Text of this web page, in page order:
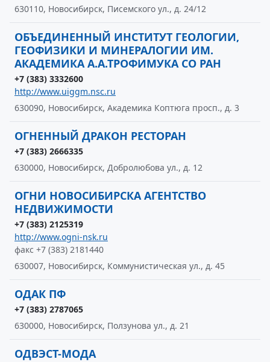
630110, Новосибирск, Писемского ул., д. 24/12
ОБЪЕДИНЕННЫЙ ИНСТИТУТ ГЕОЛОГИИ,
ГЕОФИЗИКИ И МИНЕРАЛОГИИ ИМ.
АКАДЕМИКА А.А.ТРОФИМУКА СО РАН
+7 (383) 3332600
http://www.uiggm.nsc.ru
630090, Новосибирск, Академика Коптюга просп., д. 3
ОГНЕННЫЙ ДРАКОН РЕСТОРАН
+7 (383) 2666335
630000, Новосибирск, Добролюбова ул., д. 12
ОГНИ НОВОСИБИРСКА АГЕНТСТВО
НЕДВИЖИМОСТИ
+7 (383) 2125319
http://www.ogni-nsk.ru
факс +7 (383) 2181440
630007, Новосибирск, Коммунистическая ул., д. 45
ОДАК ПФ
+7 (383) 2787065
630000, Новосибирск, Ползунова ул., д. 21
ОДВЭСТ-МОДА